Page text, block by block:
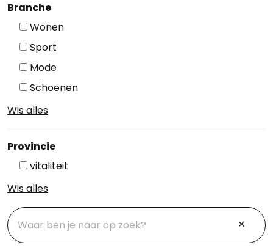
Branche
Wonen
Sport
Mode
Schoenen
Wis alles
Provincie
vitaliteit
Wis alles